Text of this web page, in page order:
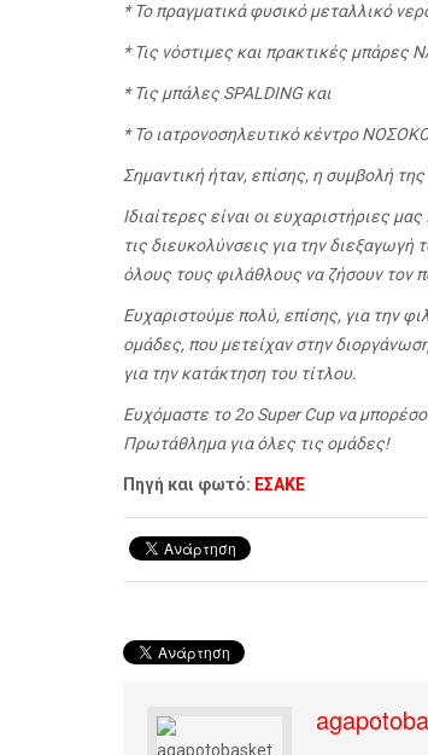
* Το πραγματικά φυσικό μεταλλικό
* Τις νόστιμες και πρακτικές μπάρες
* Τις μπάλες SPALDING και
* Το ιατρονοσηλευτικό κέντρο
Σημαντική ήταν, επίσης, η συμβολή
Ιδιαίτερες είναι οι ευχαριστήριες
τις διευκολύνσεις για την
όλους τους φιλάθλους να ζήσουν τον
Ευχαριστούμε πολύ, επίσης, για την
ομάδες, που μετείχαν στην
για την κατάκτηση του τίτλου.
Ευχόμαστε το 2ο Super Cup να
Πρωτάθλημα για όλες τις ομάδες!
Πηγή και φωτό: ΕΣΑΚΕ